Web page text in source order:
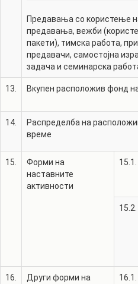
Предавања со користење
предавања, вежби
пакети), тимска работа,
предавачи, самостојна
задача и семинарска
13. Вкупен расположив фонд
14.
Распределба на
време
15.
Форми на
наставните
активности
15.1.
15.2.
16.
Други форми на
16.1.